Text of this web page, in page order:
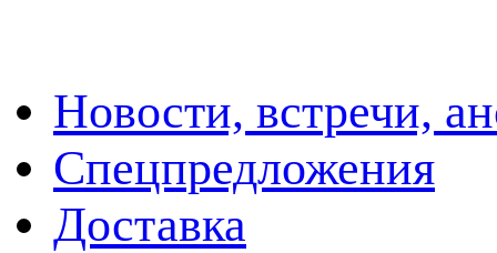
Новости, встречи,
Спецпредложения
Доставка